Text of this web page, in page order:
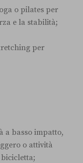
o pilates per
e la stabilità;
per
a basso impatto,
o attività